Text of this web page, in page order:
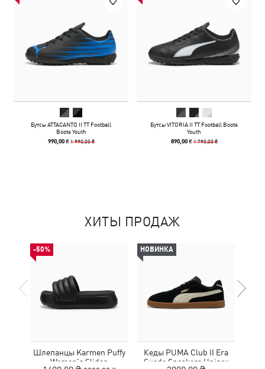
Бутсы ATTACANTO II TT Football
Boots Youth
990,00 ₴ 1 990,00 ₴
Бутсы VITORIA II TT Football Boots
Youth
890,00 ₴ 1 790,00 ₴
ХИТЫ ПРОДАЖ
-50%
Шлепанцы Karmen Puffy
Women's Slides
НОВИНКА
Кеды PUMA Club II Era
Suede Sneakers Unisex